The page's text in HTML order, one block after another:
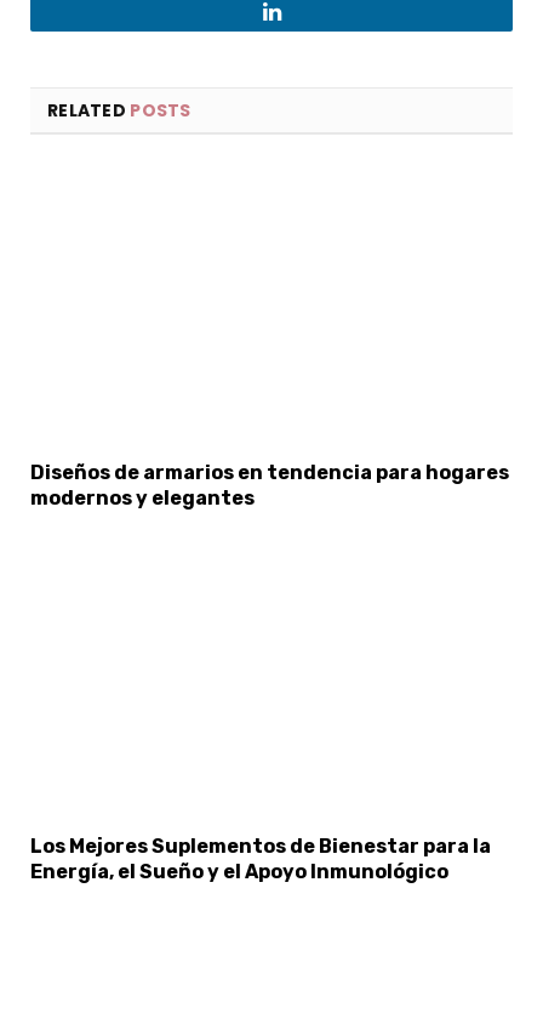
LinkedIn
RELATED POSTS
Diseños de armarios en tendencia para hogares
modernos y elegantes
Los Mejores Suplementos de Bienestar para la
Energía, el Sueño y el Apoyo Inmunológico